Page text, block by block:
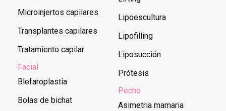
Microinjertos capilares
Transplantes capilares
Tratamiento capilar
Facial
Blefaroplastia
Bolas de bichat
Lipoescultura
Lipofilling
Liposucción
Prótesis
Pecho
Asimetria mamaria